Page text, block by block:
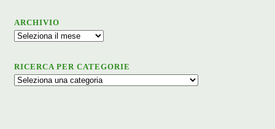
ARCHIVIO
Archivio
RICERCA PER CATEGORIE
Ricerca